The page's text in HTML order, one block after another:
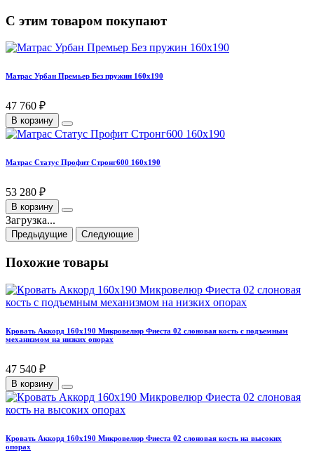
С этим товаром покупают
Матрас Урбан Премьер Без пружин 160х190
47 760 ₽
В корзину
Матрас Статус Профит Стронг600 160х190
53 280 ₽
В корзину
Загрузка...
Предыдущие Следующие
Похожие товары
Кровать Аккорд 160х190 Микровелюр Фиеста 02 слоновая кость с подъемным
механизмом на низких опорах
47 540 ₽
В корзину
Кровать Аккорд 160х190 Микровелюр Фиеста 02 слоновая кость на высоких
опорах